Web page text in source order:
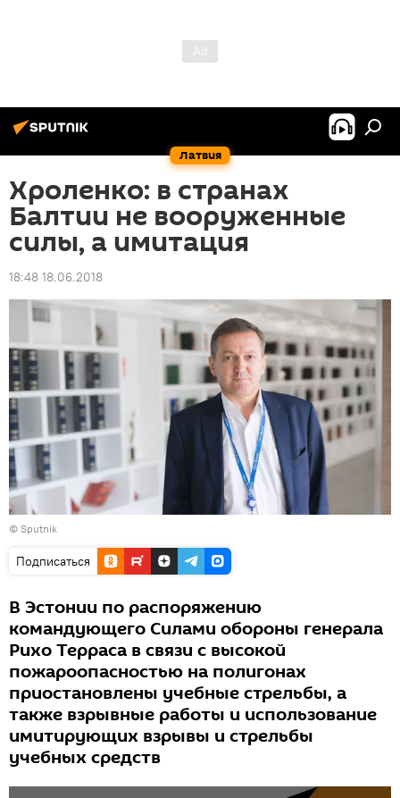
Латвия
Хроленко: в странах
Балтии не вооруженные
силы, а имитация
18:48 18.06.2018
© Sputnik
Подписаться
В Эстонии по распоряжению
командующего Силами обороны генерала
Рихо Терраса в связи с высокой
пожароопасностью на полигонах
приостановлены учебные стрельбы, а
также взрывные работы и использование
имитирующих взрывы и стрельбы
учебных средств